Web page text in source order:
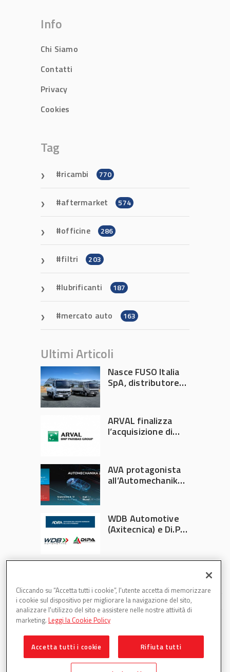
Info
Chi Siamo
Contatti
Privacy
Cookies
Tag
ricambi 770
aftermarket 574
officine 286
filtri 203
lubrificanti 187
mercato auto 163
Ultimi Articoli
Nasce FUSO Italia
SpA, distributore
ARVAL finalizza
l’acquisizione di
AVA protagonista
all’Automechanika
WDB Automotive
(Axitecnica) e Di.Pa.
Partsweb è una testata di DBInformation Spa P.IVA
Cliccando su “Accetta tutti i cookie”, l'utente accetta di memorizzare
i cookie sul dispositivo per migliorare la navigazione del sito,
analizzare l'utilizzo del sito e assistere nelle nostre attività di
marketing. Leggi la Cookie Policy
Accetta tutti i cookie Rifiuta tutti